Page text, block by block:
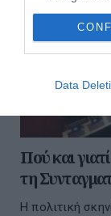
Data
Πού και
τη
Η πολιτική